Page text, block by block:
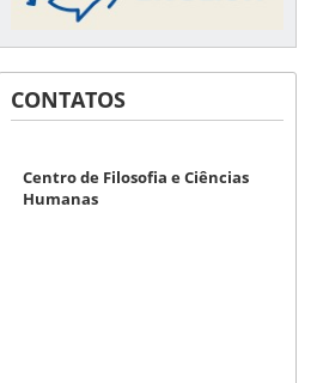
CONTATOS
Centro de Filosofia e Ciências
Humanas